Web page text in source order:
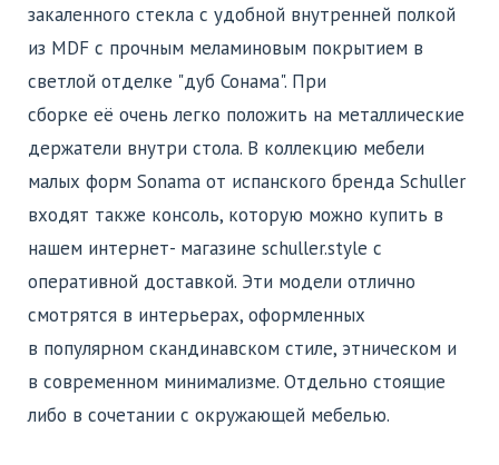
закаленного стекла с удобной внутренней полкой
из MDF с прочным меламиновым покрытием в
светлой отделке "дуб Сонама". При
сборке её очень легко положить на металлические
держатели внутри стола. В коллекцию мебели
малых форм Sonama от испанского бренда Schuller
входят также консоль, которую можно купить в
нашем интернет- магазине schuller.style с
оперативной доставкой. Эти модели отлично
смотрятся в интерьерах, оформленных
в популярном скандинавском стиле, этническом и
в современном минимализме. Отдельно стоящие
либо в сочетании с окружающей мебелью.